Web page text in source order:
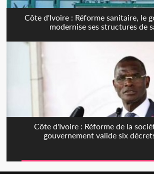
Côte d'Ivoire : Réforme sanitaire, le
modernise ses structures de
Côte d'Ivoire : Réforme de la
gouvernement valide six